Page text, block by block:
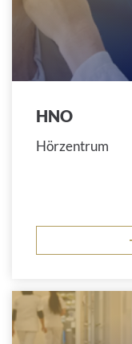
HNO
Hörzentrum